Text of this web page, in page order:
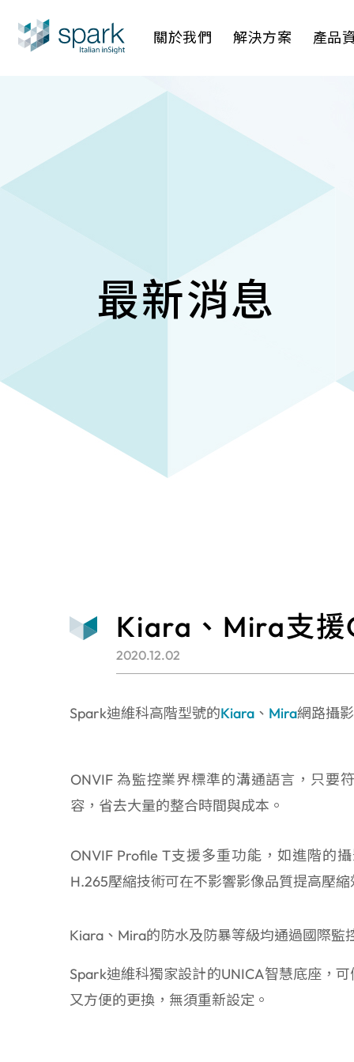
關於我們 解決方案 產品
IP網路攝
最新消息
Kiara、Mira支
2020.12.02
Spark迪維科高階型號的Kiara 、 Mira網路攝
ONVIF 為監控業界標準的溝通語言，只要
容，省去大量的整合時間與成本。
ONVIF Profile T支援多重功能，如進階的
H.265壓縮技術可在不影響影像品質提高壓
Kiara、Mira的防水及防暴等級均通過國際監
Spark迪維科獨家設計的UNICA智慧底座，
又方便的更換，無須重新設定。